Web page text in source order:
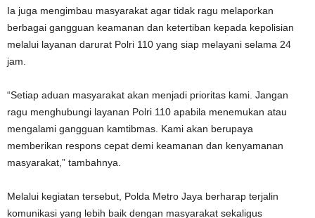
Ia juga mengimbau masyarakat agar tidak ragu melaporkan
berbagai gangguan keamanan dan ketertiban kepada kepolisian
melalui layanan darurat Polri 110 yang siap melayani selama 24
jam.
“Setiap aduan masyarakat akan menjadi prioritas kami. Jangan
ragu menghubungi layanan Polri 110 apabila menemukan atau
mengalami gangguan kamtibmas. Kami akan berupaya
memberikan respons cepat demi keamanan dan kenyamanan
masyarakat,” tambahnya.
Melalui kegiatan tersebut, Polda Metro Jaya berharap terjalin
komunikasi yang lebih baik dengan masyarakat sekaligus